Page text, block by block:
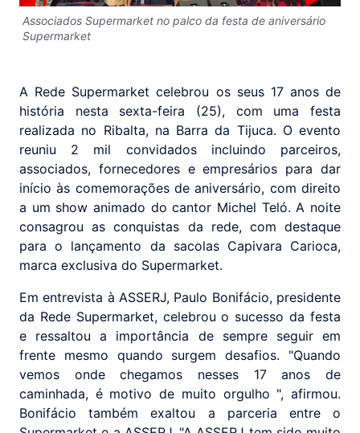
Associados Supermarket no palco da festa de aniversário
Supermarket
A Rede Supermarket celebrou os seus 17 anos de
história nesta sexta-feira (25), com uma festa
realizada no Ribalta, na Barra da Tijuca. O evento
reuniu 2 mil convidados incluindo parceiros,
associados, fornecedores e empresários para dar
início às comemorações de aniversário, com direito
a um show animado do cantor Michel Teló. A noite
consagrou as conquistas da rede, com destaque
para o lançamento da sacolas Capivara Carioca,
marca exclusiva do Supermarket.
Em entrevista à ASSERJ, Paulo Bonifácio, presidente
da Rede Supermarket, celebrou o sucesso da festa
e ressaltou a importância de sempre seguir em
frente mesmo quando surgem desafios. "Quando
vemos onde chegamos nesses 17 anos de
caminhada, é motivo de muito orgulho ", afirmou.
Bonifácio também exaltou a parceria entre o